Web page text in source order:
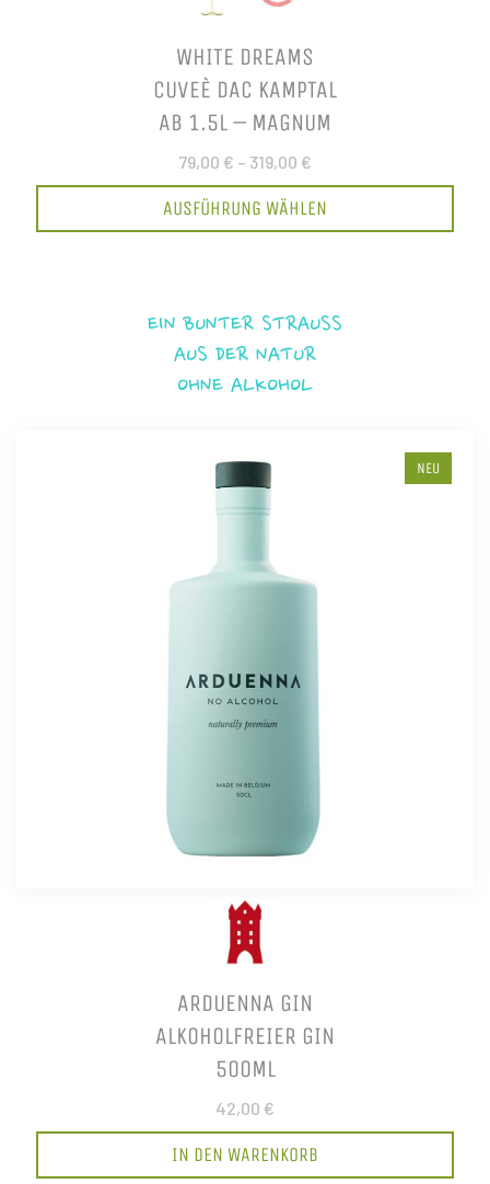
WHITE DREAMS
CUVEÈ DAC KAMPTAL
AB 1.5L – MAGNUM
79,00 € – 319,00 €
AUSFÜHRUNG WÄHLEN
EIN BUNTER STRAUSS
AUS DER NATUR
OHNE ALKOHOL
NEU
ARDUENNA GIN
ALKOHOLFREIER GIN
500ML
42,00 €
IN DEN WARENKORB